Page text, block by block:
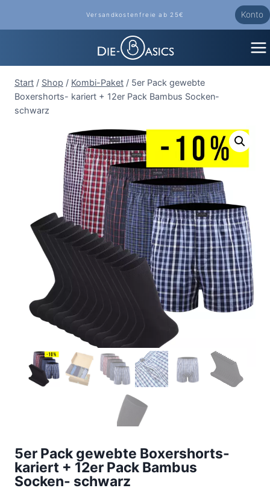
Versandkostenfreie ab 25€ Konto
Start / Shop / Kombi-Paket / 5er Pack gewebte
Boxershorts- kariert + 12er Pack Bambus Socken-
schwarz
5er Pack gewebte Boxershorts-
kariert + 12er Pack Bambus
Socken- schwarz